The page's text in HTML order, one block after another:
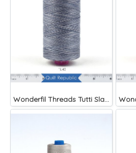
Wonderfil Threads Tutti Slate